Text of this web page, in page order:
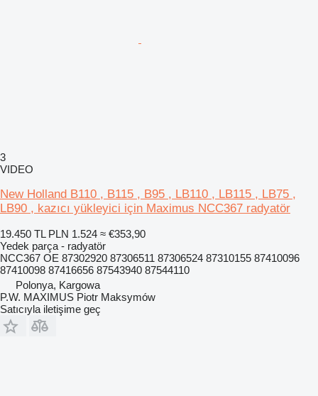
3
VIDEO
New Holland B110 , B115 , B95 , LB110 , LB115 , LB75 ,
LB90 , kazıcı yükleyici için Maximus NCC367 radyatör
19.450 TL PLN 1.524 ≈ €353,90
Yedek parça - radyatör
NCC367 OE 87302920 87306511 87306524 87310155 87410096
87410098 87416656 87543940 87544110
Polonya, Kargowa
P.W. MAXIMUS Piotr Maksymów
Satıcıyla iletişime geç